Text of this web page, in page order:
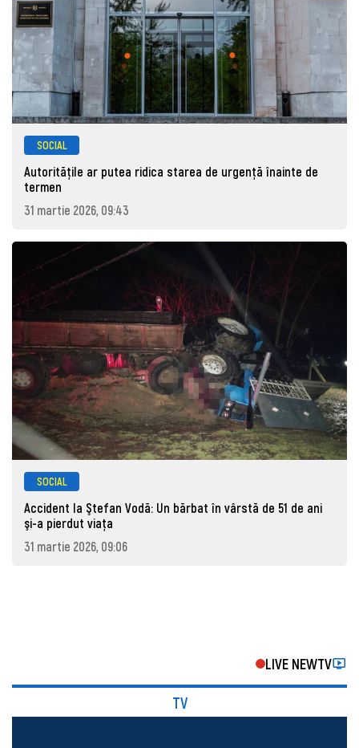
SOCIAL
Autoritățile ar putea ridica starea de urgență înainte de
termen
31 martie 2026, 09:43
SOCIAL
Accident la Ştefan Vodă: Un bărbat în vârstă de 51 de ani
şi-a pierdut viaţa
31 martie 2026, 09:06
LIVE NEWTV
TV